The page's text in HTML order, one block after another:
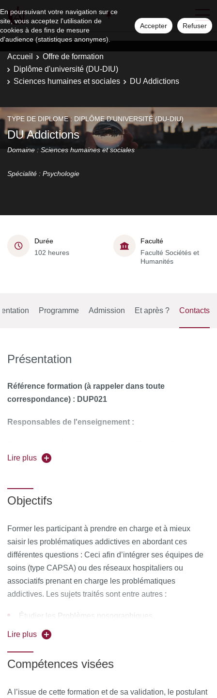
En poursuivant votre navigation sur ce
site, vous acceptez l'utilisation de
cookies à des fins de mesure
d'audience (statistiques anonymes).
Accepter Refuser
Accueil
Offre de formation
Diplôme d'université (DU-DIU)
Sciences humaines et sociales
DU Addictions
TYPE DE DIPLOME : DIPLÔME D'UNIVERSITÉ (DU-DIU)
DU Addictions
Domaine : Sciences humaines et sociales
Spécialité : Psychologie
Durée
102 heures
Faculté
Faculté Sociétés et
Humanités
Programme Admission Et après ? Contacts
Présentation
Référence formation (à rappeler dans toute
correspondance) : DUP021
Responsables de l'enseignement :
à l’Université de Paris Cité (IHSS), psychanalyste,
Psychothérapeute, Psychanalyste, Ex- Maître de
CRPMS de l’Université Paris Sorbonne Cité.
Forme de l'enseignement :Présentiel
Pour vous inscrire, déposez votre candidature sur
C@anditOnLine
Lire plus
Objectifs
Former les participant à prendre en charge et à mieux
saisir les problématiques addictives en abordant ces
différentes questions : Ceci afin d’intégrer ses équipes de
soins (type CAPSA) ou des réseaux hospitaliers ou
associatifs prenant en charge les problématiques
addictives. Les sujets traités sont entre autres :
Étudier les Problèmes nosographiques.
Se Familiariser avec la notion de Comorbidité
Discerner les Structures, symptômes ou
Lire plus
Compétences visées
A l’issue de cette formation et de sa validation, le postulant